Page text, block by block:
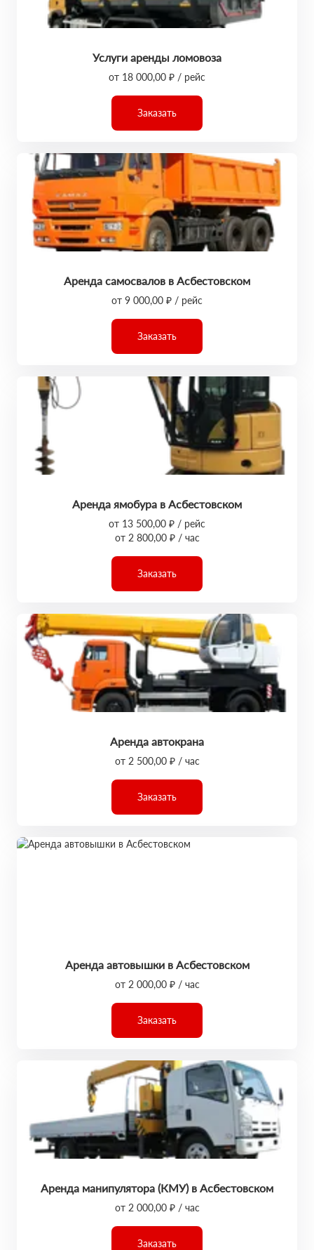
Услуги аренды ломовоза
от 18 000,00 ₽ / рейс
Заказать
Аренда самосвалов в Асбестовском
от 9 000,00 ₽ / рейс
Заказать
Аренда ямобура в Асбестовском
от 13 500,00 ₽ / рейс
от 2 800,00 ₽ / час
Заказать
Аренда автокрана
от 2 500,00 ₽ / час
Заказать
Аренда автовышки в Асбестовском
от 2 000,00 ₽ / час
Заказать
Аренда манипулятора (КМУ) в Асбестовском
от 2 000,00 ₽ / час
Заказать